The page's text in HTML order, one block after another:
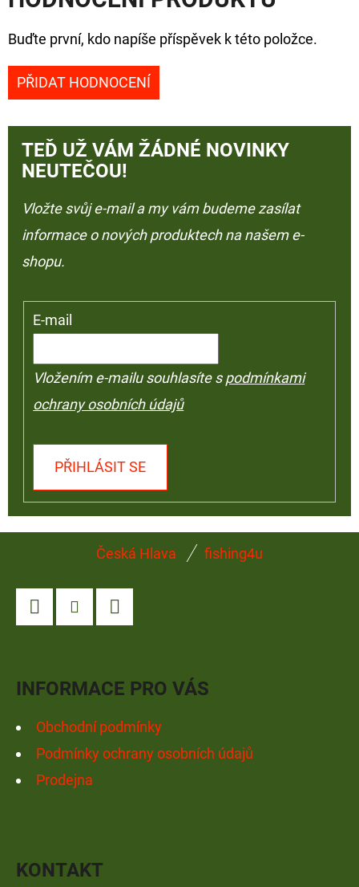
Buďte první, kdo napíše příspěvek k této položce.
PŘIDAT HODNOCENÍ
TEĎ UŽ VÁM ŽÁDNÉ NOVINKY
NEUTEČOU!
Vložte svůj e-mail a my vám budeme zasílat
informace o nových produktech na našem e-
shopu.
E-mail
Vložením e-mailu souhlasíte spodmínkami
ochrany osobních údajů
PŘIHLÁSIT SE
Česká Hlava fishing4u
INFORMACE PRO VÁS
Obchodní podmínky
Podmínky ochrany osobních údajů
Prodejna
KONTAKT